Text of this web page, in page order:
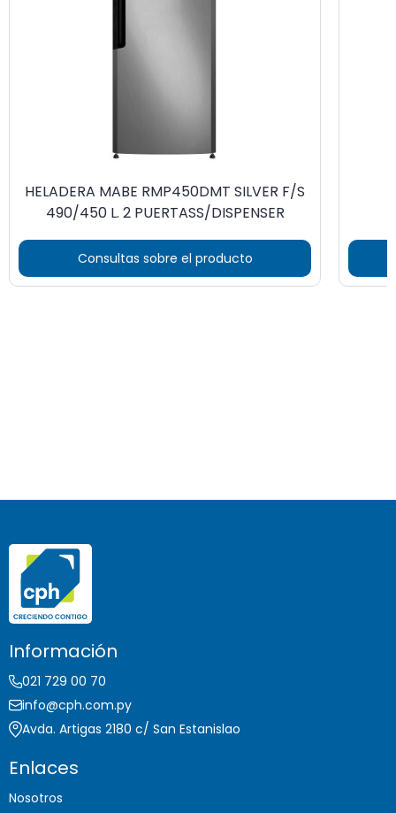
HELADERA MABE RMP450DMT SILVER F/S
490/450 L. 2 PUERTASS/DISPENSER
Consultas sobre el producto
Información
021 729 00 70
info@cph.com.py
Avda. Artigas 2180 c/ San Estanislao
Enlaces
Nosotros